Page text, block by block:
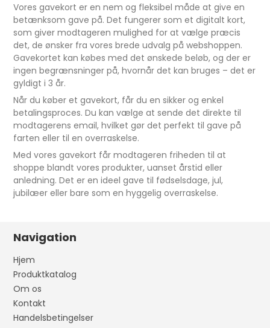
Vores gavekort er en nem og fleksibel måde at give en
betænksom gave på. Det fungerer som et digitalt kort,
som giver modtageren mulighed for at vælge præcis
det, de ønsker fra vores brede udvalg på webshoppen.
Gavekortet kan købes med det ønskede beløb, og der er
ingen begrænsninger på, hvornår det kan bruges – det er
gyldigt i 3 år.
Når du køber et gavekort, får du en sikker og enkel
betalingsproces. Du kan vælge at sende det direkte til
modtagerens email, hvilket gør det perfekt til gave på
farten eller til en overraskelse.
Med vores gavekort får modtageren friheden til at
shoppe blandt vores produkter, uanset årstid eller
anledning. Det er en ideel gave til fødselsdage, jul,
jubilæer eller bare som en hyggelig overraskelse.
Navigation
Hjem
Produktkatalog
Om os
Kontakt
Handelsbetingelser